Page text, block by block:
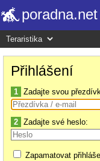
poradna.net
Přihlášení
1 Zadajte svou
2 Zadajte své heslo:
Zapamatovat